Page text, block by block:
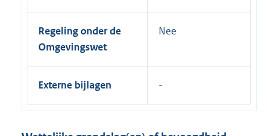
Regeling onder de
Omgevingswet
Nee
Externe bijlagen